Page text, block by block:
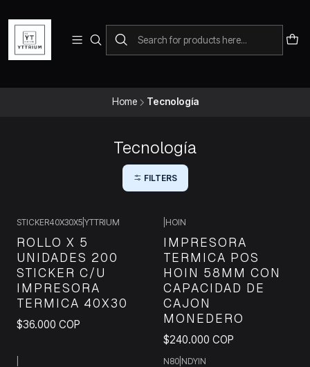
Para pedidos telefonicos puedes comunicarte con el wsap
+573228452138
Home Tecnología
Tecnología
FILTERS
STICKER40X30X5 YTTRIUM
ROLLO X 5
UNIDADES 200
STICKER C/U
IMPRESORA
TERMICA 40X30
$36.000 COP
HOIN
IMPRESORA
TERMICA POS
HOIN 58MM CON
CAPACIDAD DE
CAJON
MONEDERO
$240.000 COP
N80 NDYIN